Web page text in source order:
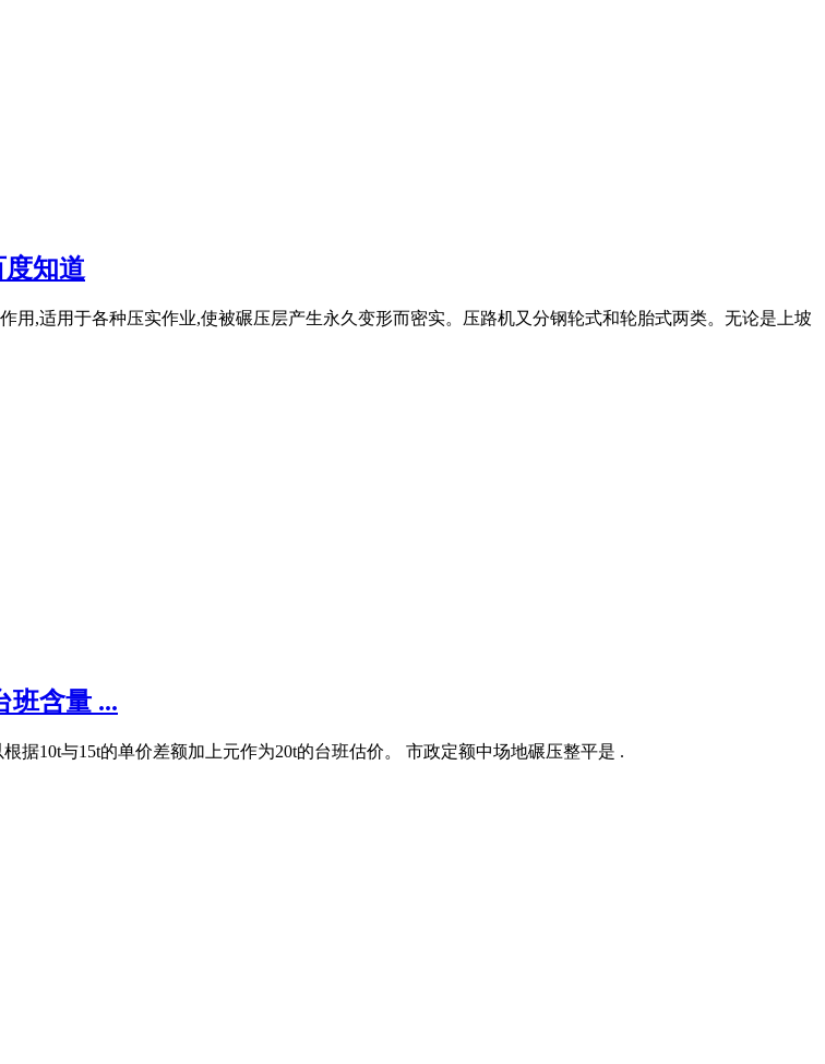
知道
,适用于各种压实作业,使被碾压层产生永久变形而密实。压路机又分钢轮式和轮胎式两类。无论是上坡
班含量 ...
据10t与15t的单价差额加上元作为20t的台班估价。 市政定额中场地碾压整平是 .